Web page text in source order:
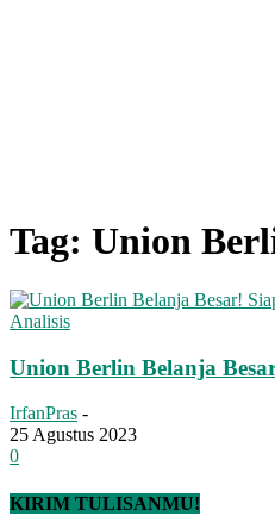
Tag: Union
Analisis
Union Berlin Belanja
IrfanPras -
25 Agustus 2023
0
KIRIM TULISANMU!